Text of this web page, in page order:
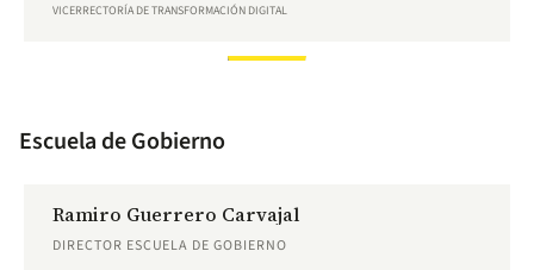
VICERRECTORÍA DE TRANSFORMACIÓN DIGITAL
Escuela de Gobierno
Ramiro Guerrero Carvajal
DIRECTOR ESCUELA DE GOBIERNO